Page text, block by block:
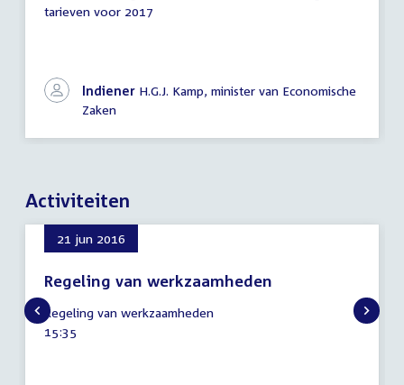
tarieven voor 2017
Indiener H.G.J. Kamp, minister van Economische
Zaken
Activiteiten
21 jun 2016
Regeling van werkzaamheden
21
juni
2016
Regeling van werkzaamheden
Tijd
15:35